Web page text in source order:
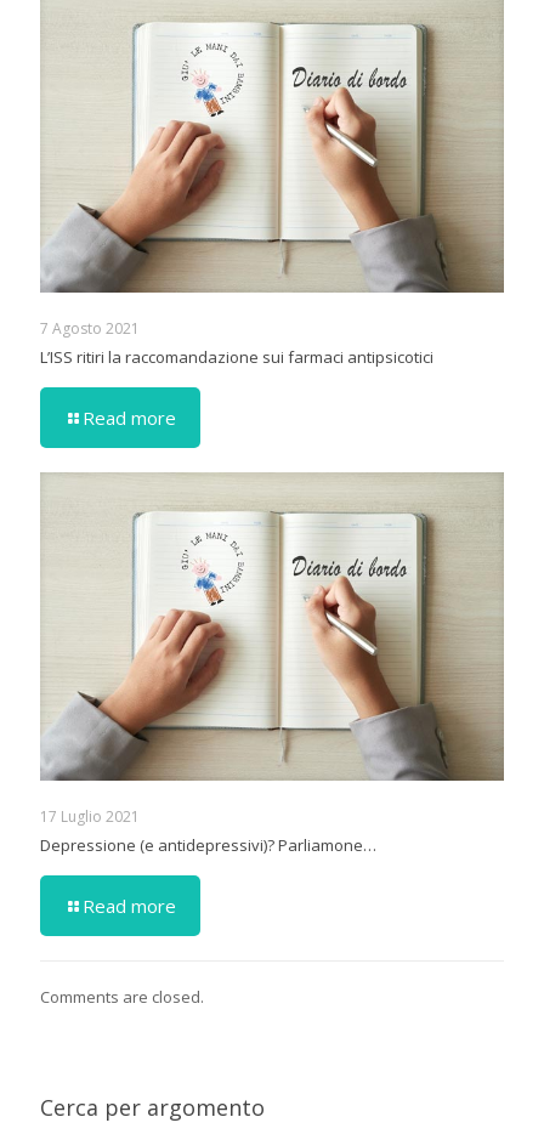
7 Agosto 2021
L’ISS ritiri la raccomandazione sui farmaci antipsicotici
Read more
17 Luglio 2021
Depressione (e antidepressivi)? Parliamone…
Read more
Comments are closed.
Cerca per argomento